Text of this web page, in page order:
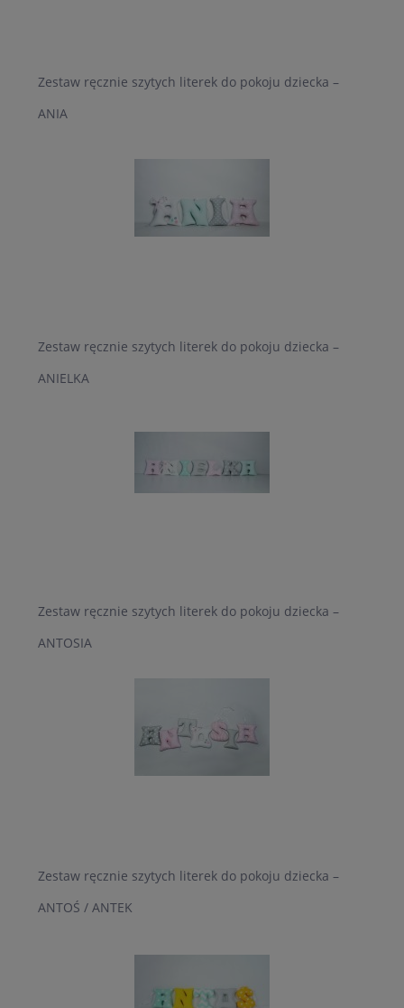
Zestaw ręcznie szytych literek do pokoju dziecka –
ANIA
Zestaw ręcznie szytych literek do pokoju dziecka –
ANIELKA
Zestaw ręcznie szytych literek do pokoju dziecka –
ANTOSIA
Zestaw ręcznie szytych literek do pokoju dziecka –
ANTOŚ / ANTEK